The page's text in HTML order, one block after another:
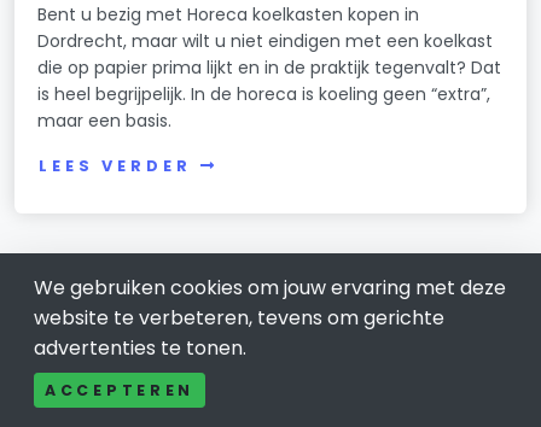
Bent u bezig met Horeca koelkasten kopen in
Dordrecht, maar wilt u niet eindigen met een koelkast
die op papier prima lijkt en in de praktijk tegenvalt? Dat
is heel begrijpelijk. In de horeca is koeling geen “extra”,
maar een basis.
LEES VERDER
We gebruiken cookies om jouw ervaring met deze
website te verbeteren, tevens om gerichte
advertenties te tonen.
ACCEPTEREN